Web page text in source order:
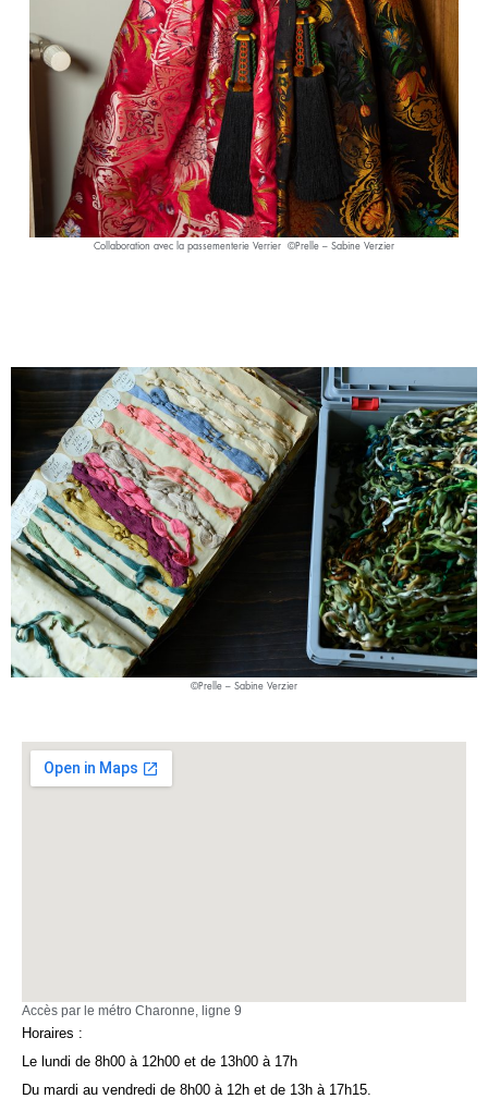
Collaboration avec la passementerie Verrier ©Prelle – Sabine Verzier
©Prelle – Sabine Verzier
Accès par le métro Charonne, ligne 9
Horaires :
Le lundi de 8h00 à 12h00 et de 13h00 à 17h
Du mardi au vendredi de 8h00 à 12h et de 13h à 17h15.